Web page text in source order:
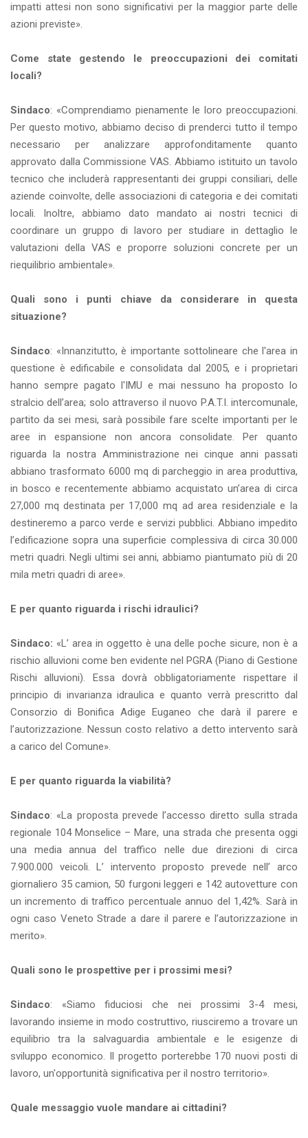
impatti attesi non sono significativi per la maggior parte delle
azioni previste».
Come state gestendo le preoccupazioni dei comitati
locali?
Sindaco: «Comprendiamo pienamente le loro preoccupazioni.
Per questo motivo, abbiamo deciso di prenderci tutto il tempo
necessario per analizzare approfonditamente quanto
approvato dalla Commissione VAS. Abbiamo istituito un tavolo
tecnico che includerà rappresentanti dei gruppi consiliari, delle
aziende coinvolte, delle associazioni di categoria e dei comitati
locali. Inoltre, abbiamo dato mandato ai nostri tecnici di
coordinare un gruppo di lavoro per studiare in dettaglio le
valutazioni della VAS e proporre soluzioni concrete per un
riequilibrio ambientale».
Quali sono i punti chiave da considerare in questa
situazione?
Sindaco: «Innanzitutto, è importante sottolineare che l'area in
questione è edificabile e consolidata dal 2005, e i proprietari
hanno sempre pagato l'IMU e mai nessuno ha proposto lo
stralcio dell’area; solo attraverso il nuovo P.A.T.I. intercomunale,
partito da sei mesi, sarà possibile fare scelte importanti per le
aree in espansione non ancora consolidate. Per quanto
riguarda la nostra Amministrazione nei cinque anni passati
abbiano trasformato 6000 mq di parcheggio in area produttiva,
in bosco e recentemente abbiamo acquistato un’area di circa
27,000 mq destinata per 17,000 mq ad area residenziale e la
destineremo a parco verde e servizi pubblici. Abbiano impedito
l’edificazione sopra una superficie complessiva di circa 30.000
metri quadri. Negli ultimi sei anni, abbiamo piantumato più di 20
mila metri quadri di aree».
E per quanto riguarda i rischi idraulici?
Sindaco: «L’ area in oggetto è una delle poche sicure, non è a
rischio alluvioni come ben evidente nel PGRA (Piano di Gestione
Rischi alluvioni). Essa dovrà obbligatoriamente rispettare il
principio di invarianza idraulica e quanto verrà prescritto dal
Consorzio di Bonifica Adige Euganeo che darà il parere e
l’autorizzazione. Nessun costo relativo a detto intervento sarà
a carico del Comune».
E per quanto riguarda la viabilità?
Sindaco: «La proposta prevede l’accesso diretto sulla strada
regionale 104 Monselice – Mare, una strada che presenta oggi
una media annua del traffico nelle due direzioni di circa
7.900.000 veicoli. L’ intervento proposto prevede nell’ arco
giornaliero 35 camion, 50 furgoni leggeri e 142 autovetture con
un incremento di traffico percentuale annuo del 1,42%. Sarà in
ogni caso Veneto Strade a dare il parere e l’autorizzazione in
merito».
Quali sono le prospettive per i prossimi mesi?
Sindaco: «Siamo fiduciosi che nei prossimi 3-4 mesi,
lavorando insieme in modo costruttivo, riusciremo a trovare un
equilibrio tra la salvaguardia ambientale e le esigenze di
sviluppo economico. Il progetto porterebbe 170 nuovi posti di
lavoro, un'opportunità significativa per il nostro territorio».
Quale messaggio vuole mandare ai cittadini?